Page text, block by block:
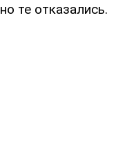
те отказались.